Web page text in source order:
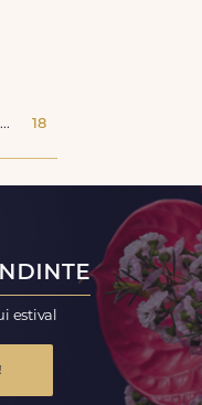
... 18
estival